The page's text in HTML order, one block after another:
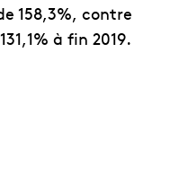
158,3%, contre
à fin 2019.